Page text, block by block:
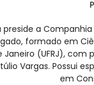
preside a
formado em
Janeiro (UFRJ),
Vargas. Possui
em